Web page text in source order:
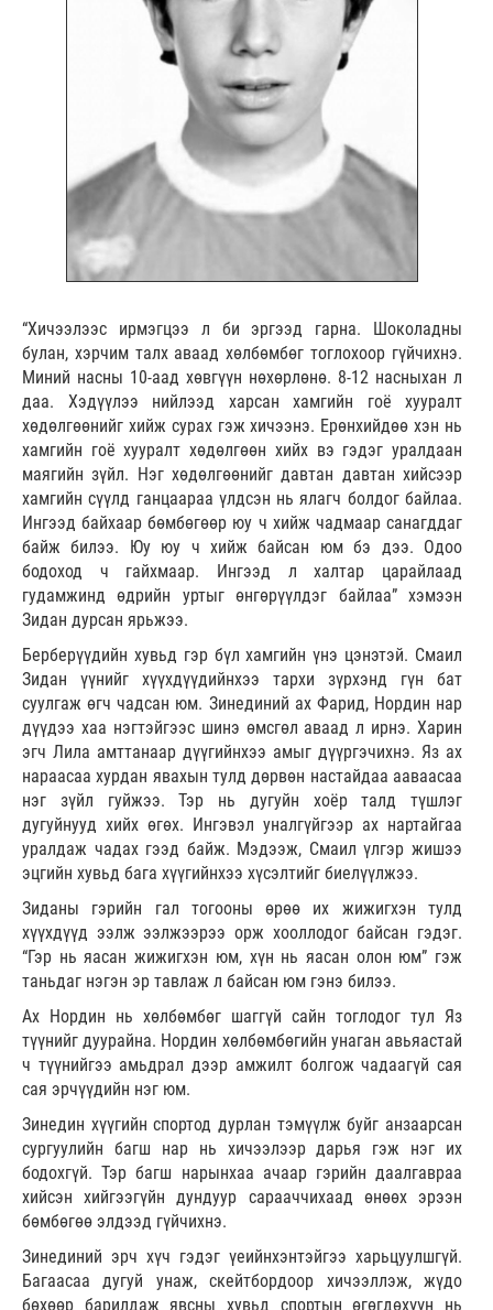
“Хичээлээс ирмэгцээ л би эргээд гарна. Шоколадны
булан, хэрчим талх аваад хөлбөмбөг тоглохоор гүйчихнэ.
Миний насны 10-аад хөвгүүн нөхөрлөнө. 8-12 насныхан л
даа. Хэдүүлээ нийлээд харсан хамгийн гоё хууралт
хөдөлгөөнийг хийж сурах гэж хичээнэ. Ерөнхийдөө хэн нь
хамгийн гоё хууралт хөдөлгөөн хийх вэ гэдэг уралдаан
маягийн зүйл. Нэг хөдөлгөөнийг давтан давтан хийсээр
хамгийн сүүлд ганцаараа үлдсэн нь ялагч болдог байлаа.
Ингээд байхаар бөмбөгөөр юу ч хийж чадмаар санагддаг
байж билээ. Юу юу ч хийж байсан юм бэ дээ. Одоо
бодоход ч гайхмаар. Ингээд л халтар царайлаад
гудамжинд өдрийн уртыг өнгөрүүлдэг байлаа” хэмээн
Зидан дурсан ярьжээ.
Берберүүдийн хувьд гэр бүл хамгийн үнэ цэнэтэй. Смаил
Зидан үүнийг хүүхдүүдийнхээ тархи зүрхэнд гүн бат
суулгаж өгч чадсан юм. Зинединий ах Фарид, Нордин нар
дүүдээ хаа нэгтэйгээс шинэ өмсгөл аваад л ирнэ. Харин
эгч Лила амттанаар дүүгийнхээ амыг дүүргэчихнэ. Яз ах
нараасаа хурдан явахын тулд дөрвөн настайдаа ааваасаа
нэг зүйл гуйжээ. Тэр нь дугуйн хоёр талд түшлэг
дугуйнууд хийх өгөх. Ингэвэл уналгүйгээр ах нартайгаа
уралдаж чадах гээд байж. Мэдээж, Смаил үлгэр жишээ
эцгийн хувьд бага хүүгийнхээ хүсэлтийг биелүүлжээ.
Зиданы гэрийн гал тогооны өрөө их жижигхэн тулд
хүүхдүүд ээлж ээлжээрээ орж хооллодог байсан гэдэг.
“Гэр нь яасан жижигхэн юм, хүн нь яасан олон юм” гэж
таньдаг нэгэн эр тавлаж л байсан юм гэнэ билээ.
Ах Нордин нь хөлбөмбөг шаггүй сайн тоглодог тул Яз
түүнийг дуурайна. Нордин хөлбөмбөгийн унаган авьяастай
ч түүнийгээ амьдрал дээр амжилт болгож чадаагүй сая
сая эрчүүдийн нэг юм.
Зинедин хүүгийн спортод дурлан тэмүүлж буйг анзаарсан
сургуулийн багш нар нь хичээлээр дарья гэж нэг их
бодохгүй. Тэр багш нарынхаа ачаар гэрийн даалгавраа
хийсэн хийгээгүйн дундуур сарааччихаад өнөөх эрээн
бөмбөгөө элдээд гүйчихнэ.
Зинединий эрч хүч гэдэг үеийнхэнтэйгээ харьцуулшгүй.
Багаасаа дугуй унаж, скейтбордоор хичээллэж, жүдо
бөхөөр барилдаж явсны хувьд спортын өгөгдөхүүн нь